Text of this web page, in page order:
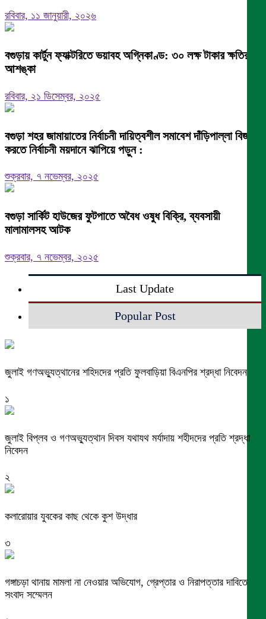
রবিবার, ১১ জানুয়ারী, ২০২৬
বগুড়ায় কার্টুন ফ্যাক্টরিতে ভয়াবহ অগ্নিকাণ্ড: ৩০ লক্ষ টাকার ক্ষতির
আশঙ্কা
রবিবার, ২১ ডিসেম্বর, ২০২৫
বগুড়া শহর জামায়াতের নির্বাচনী দায়িত্বশীল সমাবেশ দাঁড়িপাল্লা বিজয়ী
করতে নির্বাচনী ময়দানে ঝাপিয়ে পড়ুন :
শুক্রবার, ৭ নভেম্বর, ২০২৫
বগুড়া সার্কিট হাউজের ফুটপাতে অবৈধ ওষুধ বিক্রি, ব্যবসায়ী
মালামালসহ আটক
শুক্রবার, ৭ নভেম্বর, ২০২৫
Last Update
Popular Post
জুলাই গণঅভ্যুত্থানের শহিদদের প্রতি ফুলবাড়িয়া বিএনপির শ্রদ্ধা নিবেদন
১
জুলাই বিপ্লব ও গণঅভ্যুত্থান দিবস যথাযথ মর্যাদায় শহীদদের প্রতি শ্রদ্ধা
নিবেদন
২
কলারোয়ার যুবকের কাছ থেকে কুশ উদ্ধার
৩
গঙ্গাচড়া থানায় মামলা না নেওয়ার অভিযোগ, গ্রেপ্তার ও নিরাপত্তার দাবিতে
সংবাদ সম্মেলন